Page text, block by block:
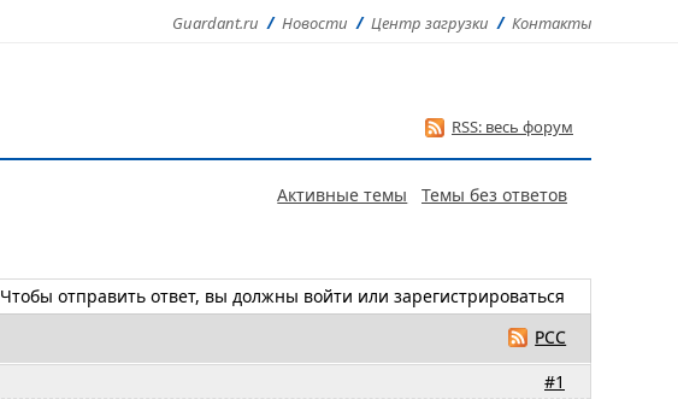
Guardant.ru Новости Центр загрузки Контакты
RSS: весь форум
Активные темы Темы без ответов
Чтобы отправить ответ, вы должны войти или зарегистрироваться
РСС
#1